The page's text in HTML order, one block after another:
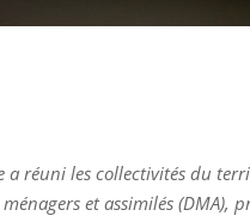
a réuni les collectivités du
et assimilés